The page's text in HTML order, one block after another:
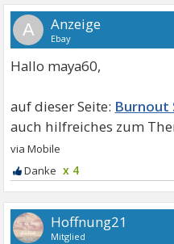
A
Hallo maya60,
Burnout
x 4
Hoffnung21
Mitglied